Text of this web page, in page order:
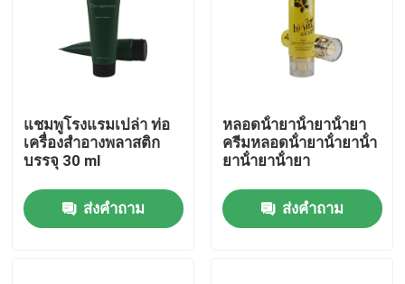
แชมพูโรงแรมเปล่า ท่อ
เครื่องสําอางพลาสติก
บรรจุ 30 ml
ส่งคำถาม
หลอดน้ํายาน้ํายาน้ํายา
ครีมหลอดน้ํายาน้ํายาน้ํา
ยาน้ํายาน้ํายา
ส่งคำถาม